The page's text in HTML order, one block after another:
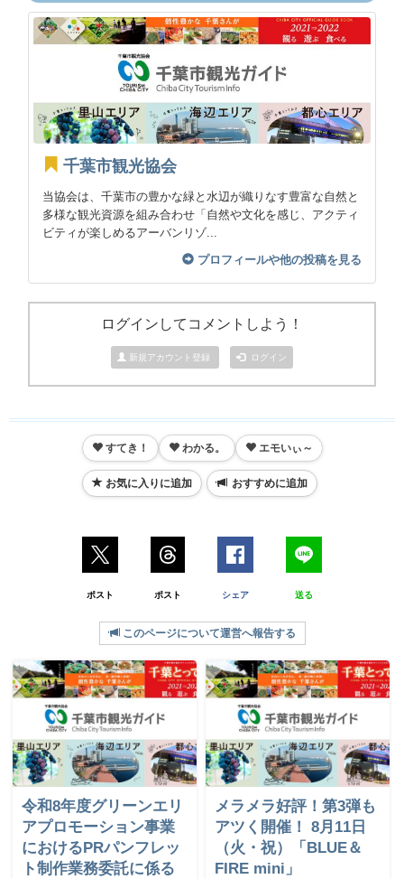
千葉市観光協会
当協会は、千葉市の豊かな緑と水辺が織りなす豊富な自然と
多様な観光資源を組み合わせ「自然や文化を感じ、アクティ
ビティが楽しめるアーバンリゾ...
プロフィールや他の投稿を見る
ログインしてコメントしよう！
新規アカウント登録 ログイン
すてき！ わかる。 エモいぃ～
お気に入りに追加 おすすめに追加
ポスト ポスト シェア 送る
このページについて運営へ報告する
令和8年度グリーンエリ
アプロモーション事業
におけるPRパンフレッ
ト制作業務委託に係る
メラメラ好評！第3弾も
アツく開催！ 8月11日
（火・祝）「BLUE＆
FIRE mini」